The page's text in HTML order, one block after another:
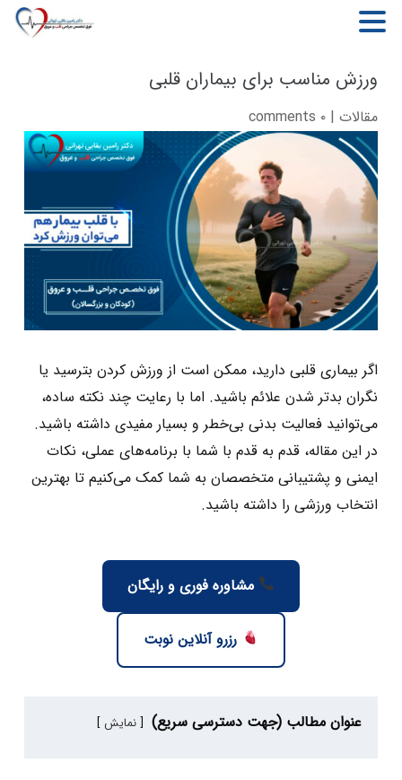
ورزش مناسب برای بیماران قلبی
مقالات| ۰ comments
اگر بیماری قلبی دارید، ممکن است از ورزش کردن بترسید یا
نگران بدتر شدن علائم باشید. اما با رعایت چند نکته ساده،
می‌توانید فعالیت بدنی بی‌خطر و بسیار مفیدی داشته باشید.
در این مقاله، قدم ‌به ‌قدم با شما با برنامه‌های عملی، نکات
ایمنی و پشتیبانی متخصصان به شما کمک می‌کنیم تا بهترین
انتخاب ورزشی را داشته باشید.
مشاوره فوری و رایگان
رزرو آنلاین نوبت
عنوان مطالب (جهت دسترسی سریع) نمایش